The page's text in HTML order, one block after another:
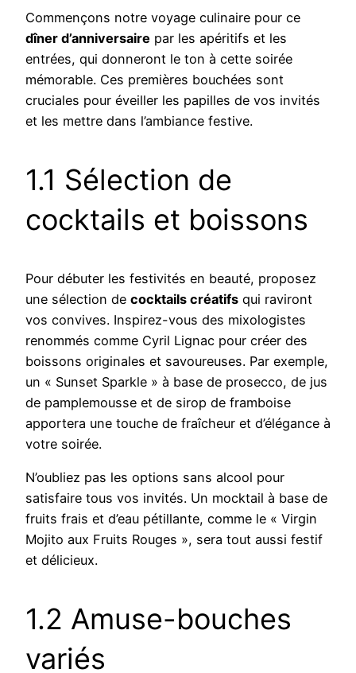
Commençons notre voyage culinaire pour ce
dîner d’anniversaire par les apéritifs et les
entrées, qui donneront le ton à cette soirée
mémorable. Ces premières bouchées sont
cruciales pour éveiller les papilles de vos invités
et les mettre dans l’ambiance festive.
1.1 Sélection de
cocktails et boissons
Pour débuter les festivités en beauté, proposez
une sélection de cocktails créatifs qui raviront
vos convives. Inspirez-vous des mixologistes
renommés comme Cyril Lignac pour créer des
boissons originales et savoureuses. Par exemple,
un « Sunset Sparkle » à base de prosecco, de jus
de pamplemousse et de sirop de framboise
apportera une touche de fraîcheur et d’élégance à
votre soirée.
N’oubliez pas les options sans alcool pour
satisfaire tous vos invités. Un mocktail à base de
fruits frais et d’eau pétillante, comme le « Virgin
Mojito aux Fruits Rouges », sera tout aussi festif
et délicieux.
1.2 Amuse-bouches
variés